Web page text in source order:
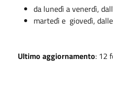
da lunedì a venerdì,
martedì e giovedì,
Ultimo aggiornamento: 12